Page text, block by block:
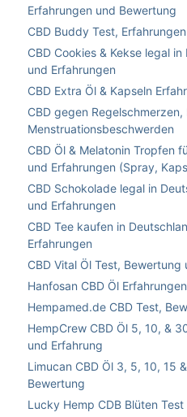
Erfahrungen und Bewertung
CBD Buddy Test,
CBD Cookies & Kekse legal
und Erfahrungen
CBD Extra Öl & Kapseln
CBD gegen Regelschmerzen,
Menstruationsbeschwerden
CBD Öl & Melatonin Tropfen
und Erfahrungen (Spray,
CBD Schokolade legal in
und Erfahrungen
CBD Tee kaufen in
Erfahrungen
CBD Vital Öl Test, Bewertung
Hanfosan CBD Öl
Hempamed.de CBD Test,
HempCrew CBD Öl 5, 10, &
und Erfahrung
Limucan CBD Öl 3, 5, 10, 15
Bewertung
Lucky Hemp CDB Blüten